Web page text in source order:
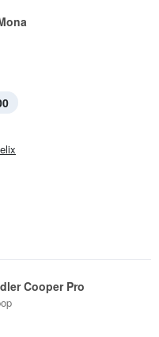
Cooper Pro